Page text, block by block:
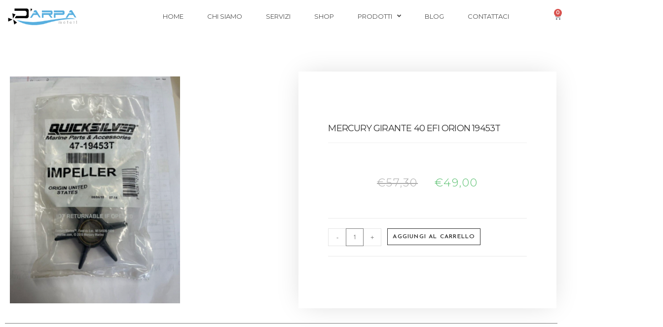
HOME CHI SIAMO SERVIZI SHOP PRODOTTI BLOG CONTATTACI 0
MERCURY GIRANTE 40 EFI ORION 19453T
€57,30 €49,00
- + AGGIUNGI AL CARRELLO